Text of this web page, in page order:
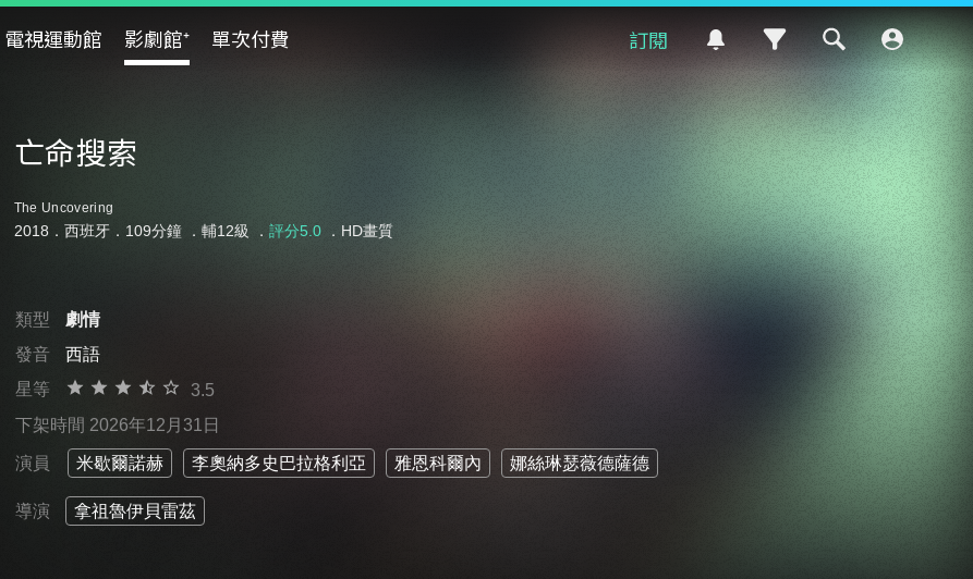
電視運動館 影劇館⁺ 單次付費 訂閱
亡命搜索
The Uncovering
2018．西班牙．109分鐘 ． 輔12級 ． 評分5.0．HD畫質
類型
劇情
發音
西語
星等
3.5
下架時間 2026年12月31日
演員 米歇爾諾赫 李奧納多史巴拉格利亞 雅恩科爾內 娜絲琳瑟薇德薩德
導演 拿祖魯伊貝雷茲